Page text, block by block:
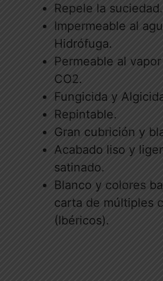
Repele la suciedad.
Impermeable al
Hidrófuga.
Permeable al
CO2.
Fungicida y
Repintable.
Gran cubrición y
Acabado liso y
satinado.
Blanco y colores
carta de múltiples
(Ibéricos).